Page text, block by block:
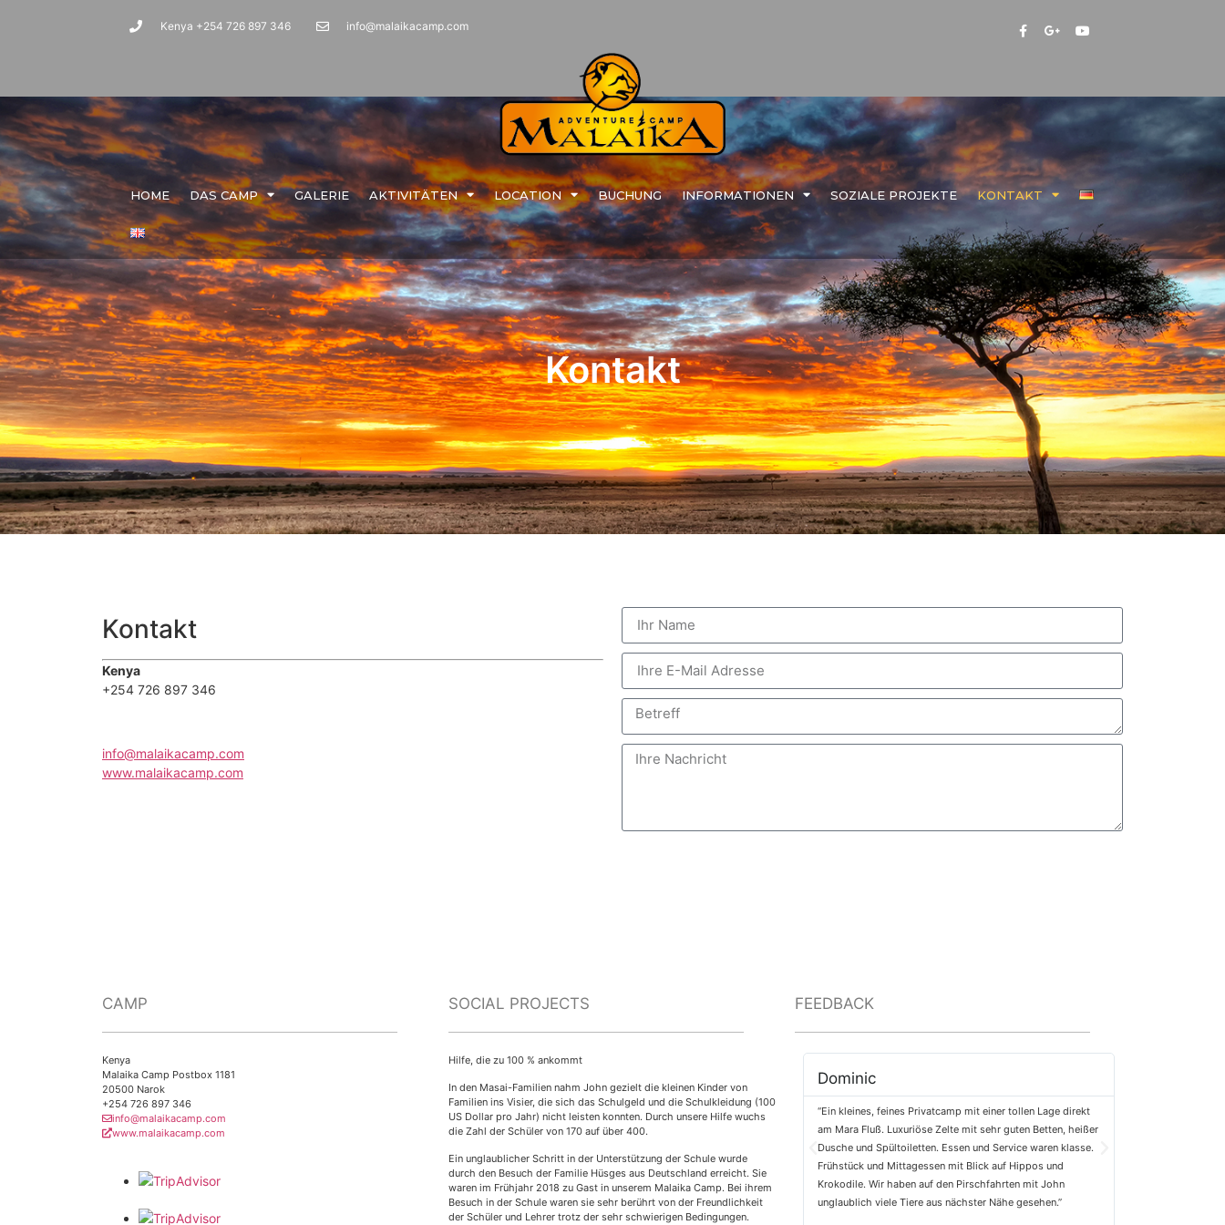
Kenya +254 726 897 346 info@malaikacamp.com
HOME DAS CAMP GALERIE AKTIVITÄTEN LOCATION BUCHUNG INFORMATIONEN SOZIALE PROJEKTE KONTAKT
Kontakt
Kontakt
Kontakt
Kenya
+254 726 897 346
info@malaikacamp.com
www.malaikacamp.com
CAMP
Kenya
Malaika Camp Postbox 1181
20500 Narok
+254 726 897 346
info@malaikacamp.com
www.malaikacamp.com
SOCIAL PROJECTS
Hilfe, die zu 100 % ankommt
In den Masai-Familien nahm John gezielt die kleinen Kinder von
Familien ins Visier, die sich das Schulgeld und die Schulkleidung (100
US Dollar pro Jahr) nicht leisten konnten. Durch unsere Hilfe wuchs
die Zahl der Schüler von 170 auf über 400.
Ein unglaublicher Schritt in der Unterstützung der Schule wurde
durch den Besuch der Familie Hüsges aus Deutschland erreicht. Sie
waren im Frühjahr 2018 zu Gast in unserem Malaika Camp. Bei ihrem
Besuch in der Schule waren sie sehr berührt von der Freundlichkeit
der Schüler und Lehrer trotz der sehr schwierigen Bedingungen.
FEEDBACK
Dominic
“Ein kleines, feines Privatcamp mit einer tollen Lage direkt
am Mara Fluß. Luxuriöse Zelte mit sehr guten Betten, heißer
Dusche und Spültoiletten. Essen und Service waren klasse.
Frühstück und Mittagessen mit Blick auf Hippos und
Krokodile. Wir haben auf den Pirschfahrten mit John
unglaublich viele Tiere aus nächster Nähe gesehen.”